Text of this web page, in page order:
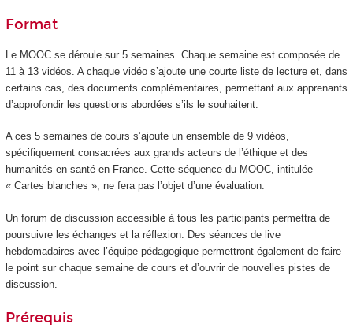
Format
Le MOOCse déroule sur 5 semaines. Chaque semaine est composée de
11 à 13 vidéos. A chaque vidéo s’ajoute une courte liste de lecture et, dans
certains cas, des documents complémentaires, permettant aux apprenants
d’approfondir les questions abordées s’ils le souhaitent.
A ces 5 semaines de cours s’ajoute un ensemble de 9 vidéos,
spécifiquement consacrées aux grands acteurs de l’éthique et des
humanités en santé en France. Cette séquence du MOOC, intitulée
« Cartes blanches », ne fera pas l’objet d’une évaluation.
Un forum de discussion accessible à tous les participants permettra de
poursuivre les échanges et la réflexion. Des séances de live
hebdomadaires avec l’équipe pédagogique permettront également de faire
le point sur chaque semaine de cours et d’ouvrir de nouvelles pistes de
discussion.
Prérequis